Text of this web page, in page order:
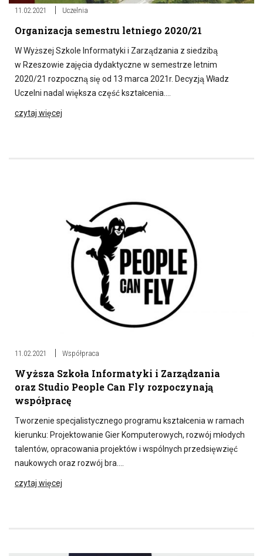
11.02.2021 Uczelnia
Organizacja semestru letniego 2020/21
W Wyższej Szkole Informatyki i Zarządzania z siedzibą
w Rzeszowie zajęcia dydaktyczne w semestrze letnim
2020/21 rozpoczną się od 13 marca 2021r. Decyzją Władz
Uczelni nadal większa część kształcenia….
czytaj więcej
11.02.2021 Współpraca
Wyższa Szkoła Informatyki i Zarządzania
oraz Studio People Can Fly rozpoczynają
współpracę
Tworzenie specjalistycznego programu kształcenia w ramach
kierunku: Projektowanie Gier Komputerowych, rozwój młodych
talentów, opracowania projektów i wspólnych przedsięwzięć
naukowych oraz rozwój bra….
czytaj więcej